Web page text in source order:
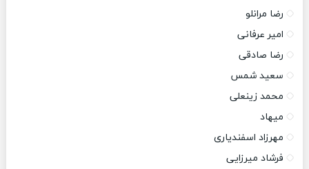
رضا مرانلو
امیر عرفانی
رضا صادقی
سعید شمس
محمد زینعلی
میهاد
مهرزاد اسفندیاری
فرشاد میرزایی